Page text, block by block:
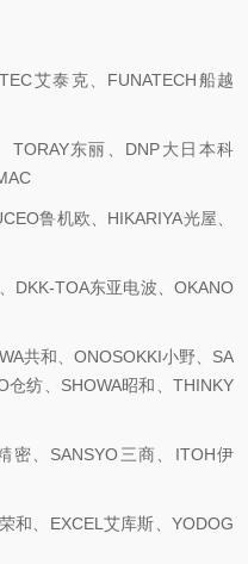
艾泰克、FUNATECH船越
TORAY东丽、DNP大日本科
鲁机欧、HIKARIYA光屋、
DKK-TOA东亚电波、OKANO
共和、ONOSOKKI小野、SA
仓纺、SHOWA昭和、THINKY
密、SANSYO三商、ITOH伊
和、EXCEL艾库斯、YODOG